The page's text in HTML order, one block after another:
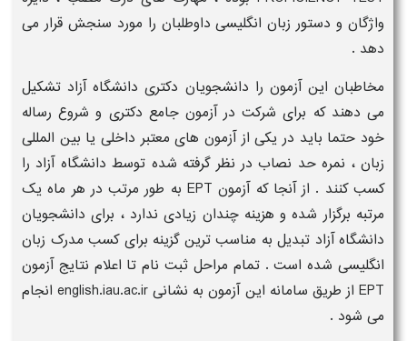
واژگان و دستور زبان انگلیسی داوطلبان را مورد سنجش قرار می
دهد .
مخاطبان این آزمون را دانشجویان دکتری دانشگاه آزاد تشکیل
می دهند که برای شرکت در آزمون جامع دکتری و شروع رساله
خود حتما باید در یکی از آزمون های معتبر داخلی یا بین المللی
زبان ، نمره حد نصاب در نظر گرفته شده توسط دانشگاه آزاد را
کسب کنند . از آنجا که آزمون EPT به طور مرتب در هر ماه یک
مرتبه برگزار شده و هزینه چندان زیادی ندارد ، برای دانشجویان
دانشگاه آزاد تبدیل به مناسب ترین گزینه برای کسب مدرک زبان
انگلیسی شده است . تمام مراحل ثبت نام تا اعلام نتایج آزمون
EPT از طریق سامانه این آزمون به نشانی english.iau.ac.ir انجام
می شود .